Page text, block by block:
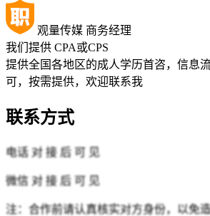
观量传媒 商务经理
我们提供 CPA或CPS
提供全国各地区的成人学历首咨，信息
可，按需提供，欢迎联系我
联系方式
电话 对 接 后 可 见
微信 对 接 后 可 见
注：合作前请认真核实对方身份，以免